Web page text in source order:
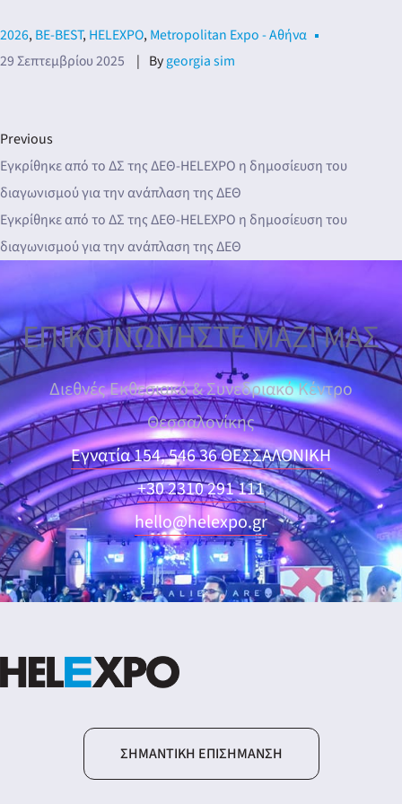
2026, BE-BEST, HELEXPO, Metropolitan Expo - Αθήνα
29 Σεπτεμβρίου 2025
Bygeorgia sim
Previous
Εγκρίθηκε από το ΔΣ της ΔΕΘ-HELEXPO η δημοσίευση του
διαγωνισμού για την ανάπλαση της ΔΕΘ
Εγκρίθηκε από το ΔΣ της ΔΕΘ-HELEXPO η δημοσίευση του
διαγωνισμού για την ανάπλαση της ΔΕΘ
ΕΠΙΚΟΙΝΩΝΗΣΤΕ ΜΑΖΙ ΜΑΣ
Διεθνές Εκθεσιακό & Συνεδριακό Κέντρο
Θεσσαλονίκης
Εγνατία 154, 546 36 ΘΕΣΣΑΛΟΝΙΚΗ
+30 2310 291 111
hello@helexpo.gr
ΣΗΜΑΝΤΙΚΉ ΕΠΙΣΉΜΑΝΣΗ